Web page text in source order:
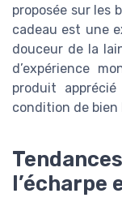
proposée sur les
cadeau est une
douceur de la
d’expérience
produit
condition de bien
l’écharpe